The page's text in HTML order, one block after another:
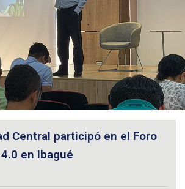
Central participó en el Foro
en Ibagué